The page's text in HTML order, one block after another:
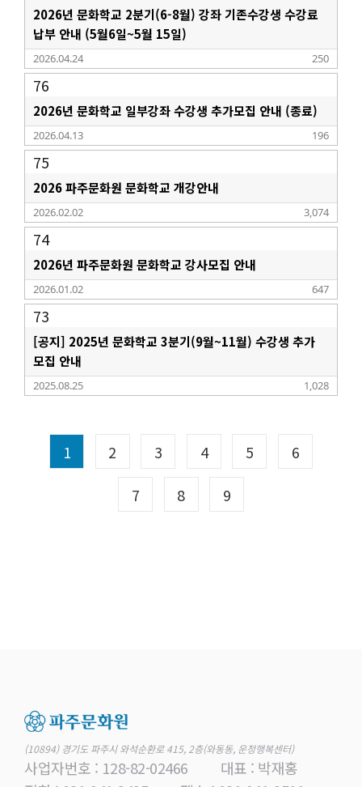
2026년 문화학교 2분기(6-8월) 강좌 기존수강생 수강료
납부 안내 (5월6일~5월 15일)
2026.04.24 250
76
2026년 문화학교 일부강좌 수강생 추가모집 안내 (종료)
2026.04.13 196
75
2026 파주문화원 문화학교 개강안내
2026.02.02 3,074
74
2026년 파주문화원 문화학교 강사모집 안내
2026.01.02 647
73
[공지] 2025년 문화학교 3분기(9월~11월) 수강생 추가
모집 안내
2025.08.25 1,028
1 2 3 4 5 6
7 8 9
(10894) 경기도 파주시 와석순환로 415, 2층(와동동, 운정행복센터)
사업자번호 : 128-82-02466
대표 : 박재홍